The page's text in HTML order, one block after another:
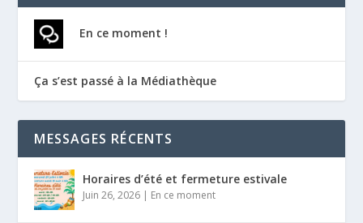
En ce moment !
Ça s’est passé à la Médiathèque
MESSAGES RÉCENTS
Horaires d’été et fermeture estivale
Juin 26, 2026 | En ce moment